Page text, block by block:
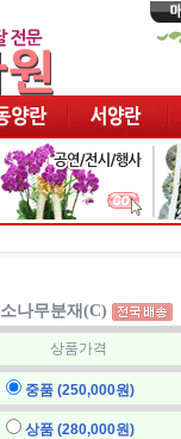
소나무분재(C)
상품가격
중품 (250,000원)
상품 (280,000원)